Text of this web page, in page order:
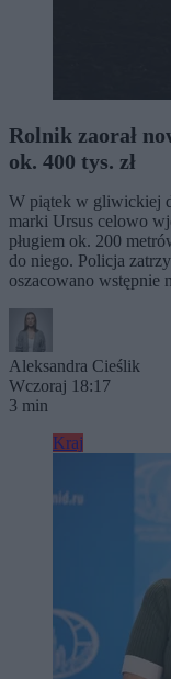
Rolnik zaorał
ok. 400 tys. zł
W piątek w gliwickiej
marki Ursus celowo
pługiem ok. 200
do niego. Policja
oszacowano wstępnie
Aleksandra Cieślik
Wczoraj 18:17
3 min
Kraj